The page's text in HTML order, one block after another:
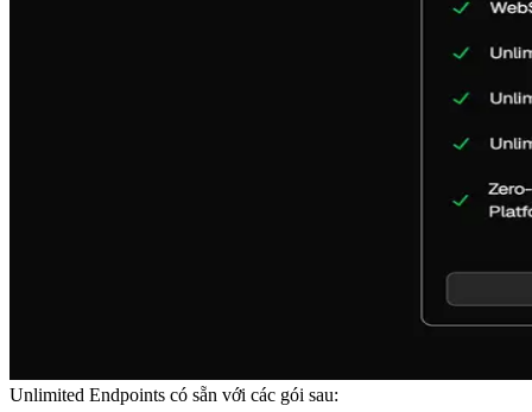
Unlimited Endpoints có sẵn với các gói sau: